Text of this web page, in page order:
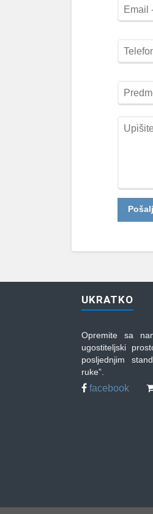
UKRATKO
Opremite sa
ugostiteljski
posljednjim
ruke”.
facebook